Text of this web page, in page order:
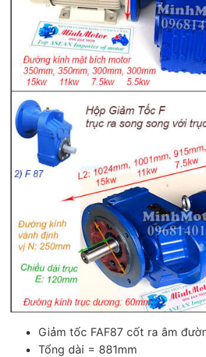
Giảm tốc FAF87 cốt ra âm
Tổng dài = 881mm